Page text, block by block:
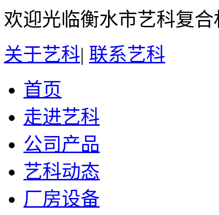
欢迎光临衡水市艺科复
关于艺科| 联系艺科
首页
走进艺科
公司产品
艺科动态
厂房设备